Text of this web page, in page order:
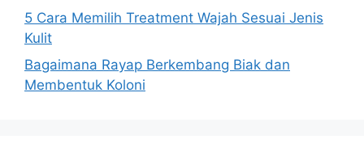
5 Cara Memilih Treatment Wajah Sesuai Jenis
Kulit
Bagaimana Rayap Berkembang Biak dan
Membentuk Koloni